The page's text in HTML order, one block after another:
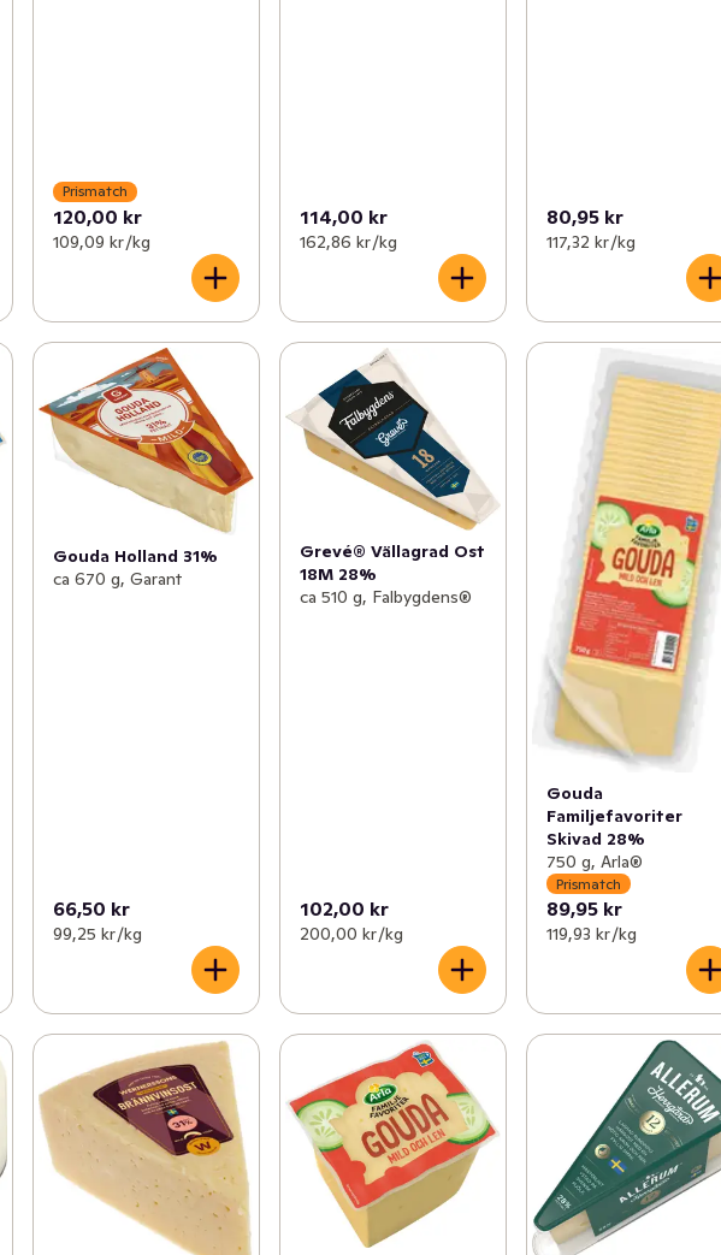
Prismatch
120,00 kr
109,09 kr /kg
114,00 kr
162,86 kr /kg
80,95 kr
117,32 kr /kg
Gouda Holland 31%
ca 670 g, Garant
66,50 kr
99,25 kr /kg
Grevé® Vällagrad Ost
18M 28%
ca 510 g, Falbygdens®
102,00 kr
200,00 kr /kg
Gouda
Familjefavoriter
Skivad 28%
750 g, Arla®
Prismatch
89,95 kr
119,93 kr /kg